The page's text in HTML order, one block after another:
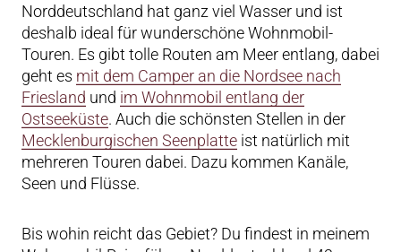
Norddeutschland hat ganz viel Wasser und ist
deshalb ideal für wunderschöne Wohnmobil-
Touren. Es gibt tolle Routen am Meer entlang, dabei
geht es mit dem Camper an die Nordsee nach
Friesland und im Wohnmobil entlang der
Ostseeküste. Auch die schönsten Stellen in der
Mecklenburgischen Seenplatte ist natürlich mit
mehreren Touren dabei. Dazu kommen Kanäle,
Seen und Flüsse.
Bis wohin reicht das Gebiet? Du findest in meinem